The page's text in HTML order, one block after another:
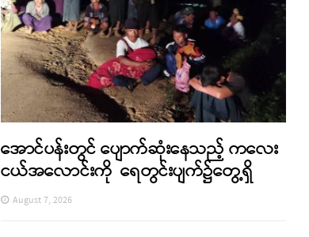
အောင်ပန်းတွင် ပျောက်ဆုံးနေသည့် ကလေး
ငယ်အလောင်းကို ရေတွင်းပျက်၌တွေ့ရှိ
August 7, 2026